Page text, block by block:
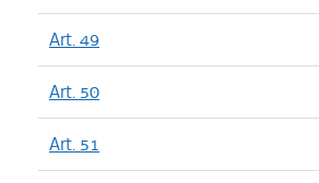
Art. 49
Art. 50
Art. 51